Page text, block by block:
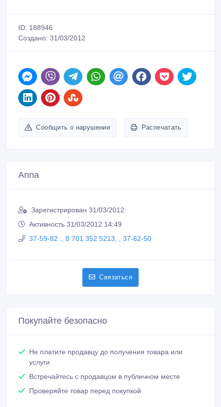
ID: 188946
Создано: 31/03/2012
Сообщить о нарушении Распечатать
Anna
Зарегистрирован 31/03/2012
Активность 31/03/2012 14:49
37-59-82 ., 8 701 352 5213, , 37-62-50
Связаться
Покупайте безопасно
Не платите продавцу до получения товара или
услуги
Встречайтесь с продавцом в публичном месте
Проверяйте товар перед покупкой